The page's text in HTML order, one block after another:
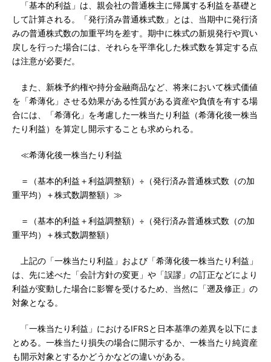
「基本的利益」は、親会社の普通株主に帰属する利益を基礎と
して計算される。「発行済み普通株式数」とは、当期中に発行済
みの普通株式数の加重平均を差す。期中に株式の新規発行や買い
戻しを行った場合には、それらを平準化した株式数を算定する点
は注意が必要だ。
また、新株予約権や持分金融商品など、将来において株式価値
を「希薄化」させる効果がある性質がある資産や負債を有する場
合には、「希薄化」を考慮した一株当たり利益（希薄化後一株当
たり利益）を算定し開示することも求められる。
≪希薄化後一株当たり利益
＝（基本的利益＋利益調整額）÷（発行済み普通株式数（の加
重平均）＋株式数調整額）≫
＝（基本的利益＋利益調整額）÷（発行済み普通株式数（の加
重平均）＋株式数調整額）
上記の「一株当たり利益」および「希薄化後一株当たり利益」
は、先に述べた「会計方針の変更」や「誤謬」の訂正などにより
利益が変動した場合に影響を受けるため、当然に「遡及修正」の
対象となる。
「一株当たり利益」におけるIFRSと日本基準の差異を以下にま
とめる。一株当たり損失の場合に開示するか、一株当たり純資産
も開示対象とするかどうかなどの違いがある。